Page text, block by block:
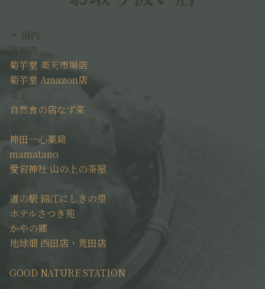
菊芋堂 楽天市場店
菊芋堂 Amazon店
自然食の店なず菜
神田一心薬局
mamatano
愛宕神社 山の上の茶屋
道の駅 錦江にしきの里
ホテルさつき苑
かやの郷
地球畑 西田店・荒田店
GOOD NATURE STATION